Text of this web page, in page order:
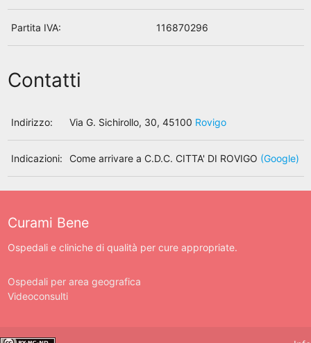
Partita IVA: 116870296
Contatti
Indirizzo: Via G. Sichirollo, 30, 45100 Rovigo
Indicazioni: Come arrivare a C.D.C. CITTA' DI ROVIGO (Google)
Curami Bene
Ospedali e cliniche di qualità per cure appropriate.
Ospedali per area geografica
Videoconsulti